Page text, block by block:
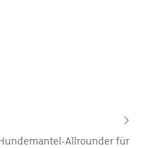
Allrounder für